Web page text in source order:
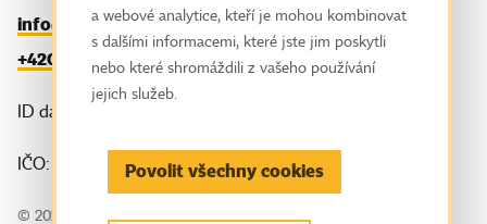
a webové analytice, kteří je mohou kombinovat
s dalšími informacemi, které jste jim poskytli
nebo které shromáždili z vašeho používání
jejich služeb.
Povolit všechny cookies
info@dzs.cz
+420 221 850 100
ID datové schránky: tj8vfp3
IČO: 61386839
© 2026 Dům zahraniční spolupráce